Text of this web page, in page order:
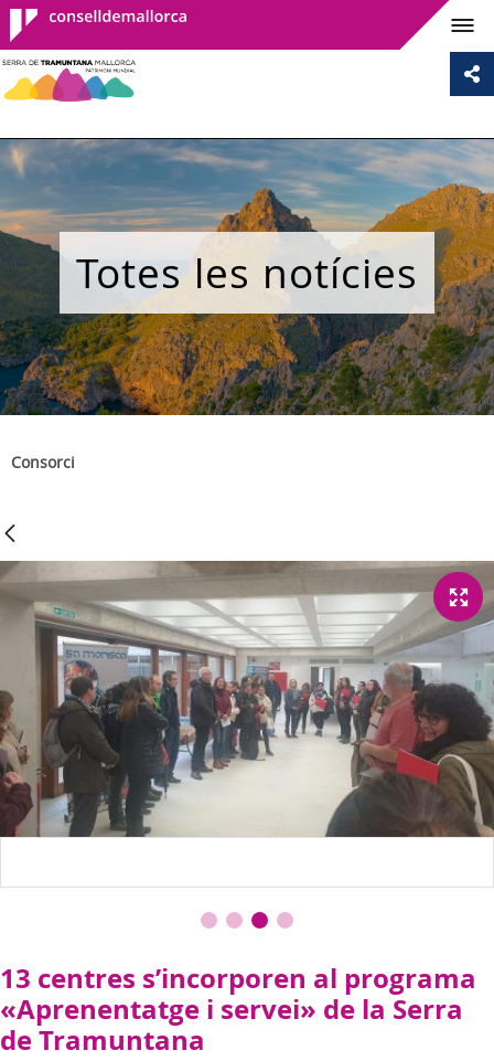
Consell de
Mallorca
Totes les notícies
Consorci
13 centres s’incorporen al programa
«Aprenentatge i servei» de la Serra
de Tramuntana